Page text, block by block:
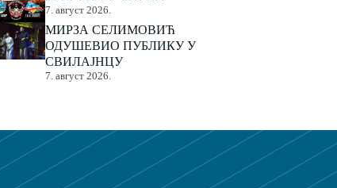
7. август 2026.
МИРЗА СЕЛИМОВИЋ
ОДУШЕВИО ПУБЛИКУ У
СВИЛАЈНЦУ
7. август 2026.